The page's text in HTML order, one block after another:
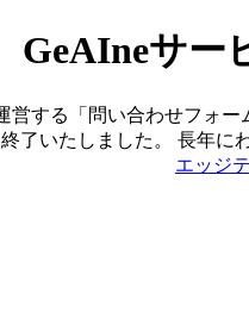
GeAIneサー
する「問い合わせフォ
了いたしました。 長年に
エッジ